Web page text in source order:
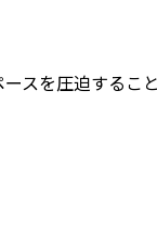
スを圧迫するこ